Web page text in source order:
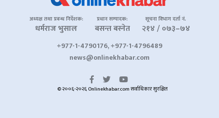
अध्यक्ष तथा प्रबन्ध निर्देशक:
धर्मराज भुसाल
प्रधान सम्पादक:
बसन्त बस्नेत
सूचना विभाग दर्ता नं.
२१४ / ०७३–७४
+977-1-4790176, +977-1-4796489
news@onlinekhabar.com
© २००६-२०२६ Onlinekhabar.com सर्वाधिकार सुरक्षित